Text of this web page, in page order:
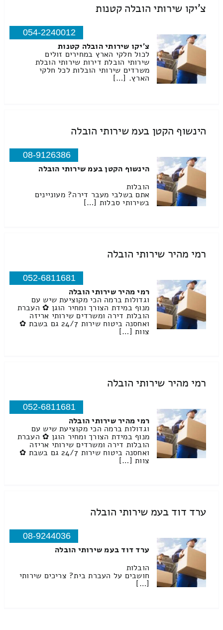
צ'יקו שירותי הובלה קטנות
054-2240012
צ'יקו שירותי הובלה קטנות
לכול חלקי הארץ במחירים זולים
שירותי הובלת דירות שירותי הובלת
משרדים שירותי הובלות לכל חלקי
הארץ. […]
הינשוף הקטן בעמ שירותי הובלה
08-9126386
הינשוף הקטן בעמ שירותי הובלה
הובלות
אתם בשלבי מעבר דירה? מעוניינים
בשירותי סבלות […]
רמי מהיר שירותי הובלה
052-6811681
רמי מהיר שירותי הובלה
וגדולות ברמה הכי מקוציעת שיש עם
מנוף במידת הצורך ומחיר הוגן ✿ העברת
הובלות דירה ומשרדים שירותי אריזה
ואחסנה ביטוח שירות 24/7 גם בשבת ✿
צוות […]
רמי מהיר שירותי הובלה
052-6811681
רמי מהיר שירותי הובלה
וגדולות ברמה הכי מקוציעת שיש עם
מנוף במידת הצורך ומחיר הוגן ✿ העברת
הובלות דירה ומשרדים שירותי אריזה
ואחסנה ביטוח שירות 24/7 גם בשבת ✿
צוות […]
ערד דוד בעמ שירותי הובלה
08-9244036
ערד דוד בעמ שירותי הובלה
הובלות
חושבים על העברת בית? צריכים שירותי
[…]